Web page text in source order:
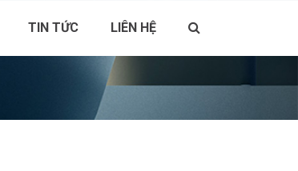
TIN TỨC LIÊN HỆ